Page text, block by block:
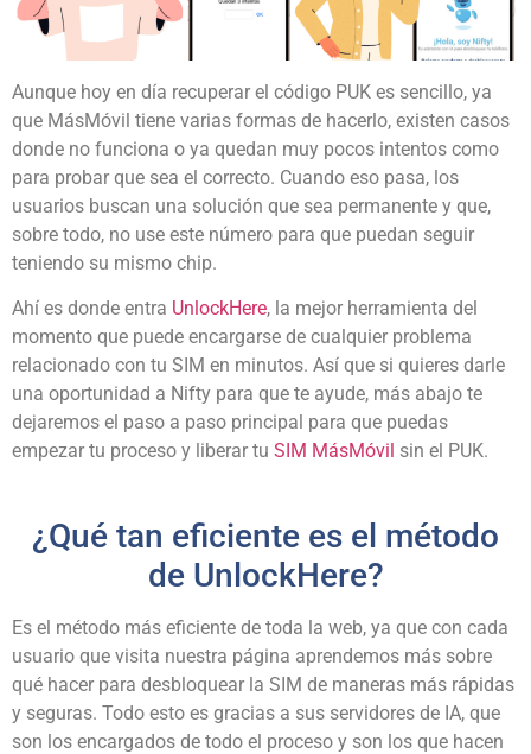
Aunque hoy en día recuperar el código PUK es sencillo, ya
que MásMóvil tiene varias formas de hacerlo, existen casos
donde no funciona o ya quedan muy pocos intentos como
para probar que sea el correcto. Cuando eso pasa, los
usuarios buscan una solución que sea permanente y que,
sobre todo, no use este número para que puedan seguir
teniendo su mismo chip.
Ahí es donde entra UnlockHere, la mejor herramienta del
momento que puede encargarse de cualquier problema
relacionado con tu SIM en minutos. Así que si quieres darle
una oportunidad a Nifty para que te ayude, más abajo te
dejaremos el paso a paso principal para que puedas
empezar tu proceso y liberar tu SIM MásMóvil sin el PUK.
¿Qué tan eficiente es el método
de UnlockHere?
Es el método más eficiente de toda la web, ya que con cada
usuario que visita nuestra página aprendemos más sobre
qué hacer para desbloquear la SIM de maneras más rápidas
y seguras. Todo esto es gracias a sus servidores de IA, que
son los encargados de todo el proceso y son los que hacen